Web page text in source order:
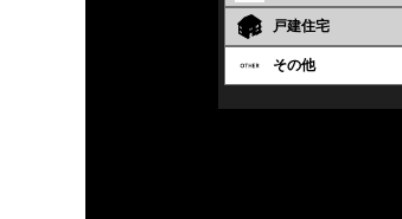
戸建住宅
その他